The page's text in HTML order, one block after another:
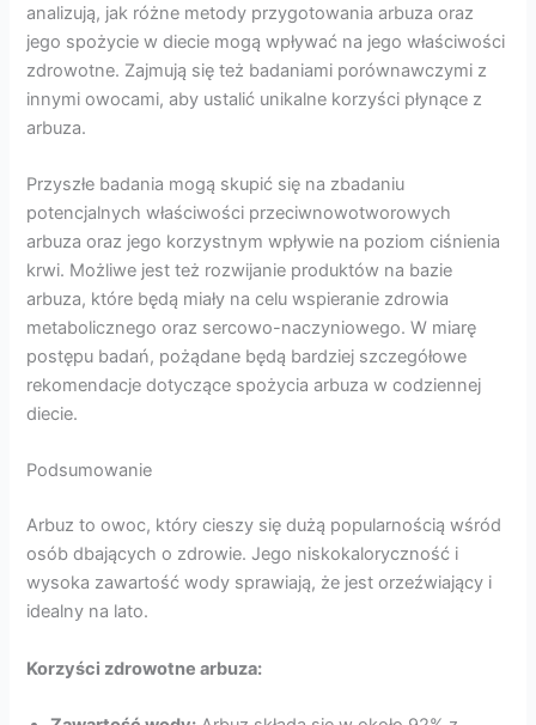
analizują, jak różne metody przygotowania arbuza oraz
jego spożycie w diecie mogą wpływać na jego właściwości
zdrowotne. Zajmują się też badaniami porównawczymi z
innymi owocami, aby ustalić unikalne korzyści płynące z
arbuza.
Przyszłe badania mogą skupić się na zbadaniu
potencjalnych właściwości przeciwnowotworowych
arbuza oraz jego korzystnym wpływie na poziom ciśnienia
krwi. Możliwe jest też rozwijanie produktów na bazie
arbuza, które będą miały na celu wspieranie zdrowia
metabolicznego oraz sercowo-naczyniowego. W miarę
postępu badań, pożądane będą bardziej szczegółowe
rekomendacje dotyczące spożycia arbuza w codziennej
diecie.
Podsumowanie
Arbuz to owoc, który cieszy się dużą popularnością wśród
osób dbających o zdrowie. Jego niskokaloryczność i
wysoka zawartość wody sprawiają, że jest orzeźwiający i
idealny na lato.
Korzyści zdrowotne arbuza: